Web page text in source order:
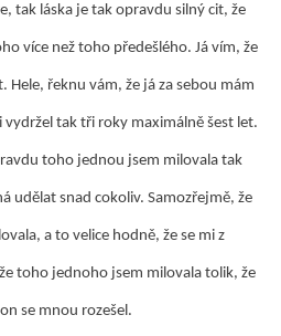
tak láska je tak opravdu silný cit, že
více než toho předešlého. Já vím, že
Hele, řeknu vám, že já za sebou mám
vydržel tak tři roky maximálně šest let.
toho jednou jsem milovala tak
udělat snad cokoliv. Samozřejmě, že
a to velice hodně, že se mi z
toho jednoho jsem milovala tolik, že
se mnou rozešel.